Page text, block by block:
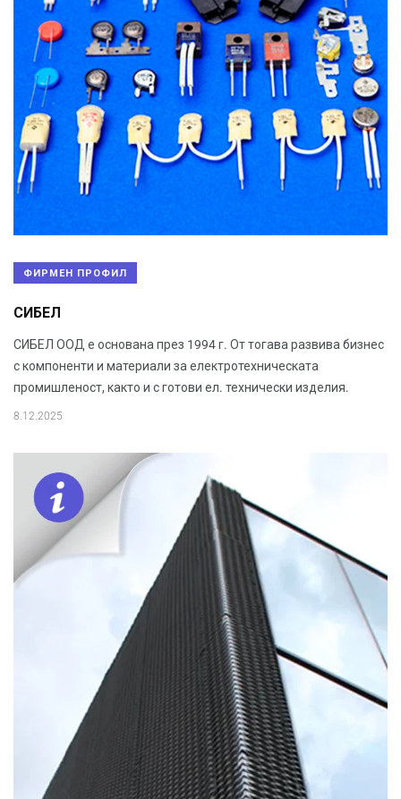
ФИРМЕН ПРОФИЛ
СИБЕЛ
СИБЕЛ ООД е основана през 1994 г. От тогава развива бизнес
с компоненти и материали за електротехническата
промишленост, както и с готови ел. технически изделия.
8.12.2025